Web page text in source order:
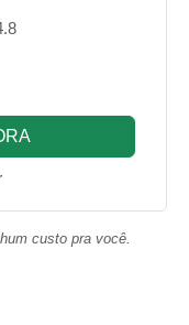
custo pra você.